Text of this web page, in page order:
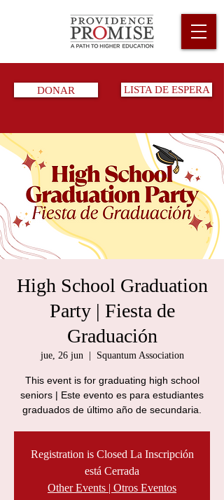
DONAR LISTA DE ESPERA
High School Graduation
Party | Fiesta de
Graduación
jue, 26 jun
  |
Squantum Association
This event is for graduating high school
seniors | Este evento es para estudiantes
graduados de último año de secundaria.
Registration is Closed La Inscripción
está Cerrada
Other Events | Otros Eventos